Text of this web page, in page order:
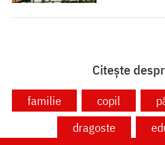
Citește
familie copil
dragoste